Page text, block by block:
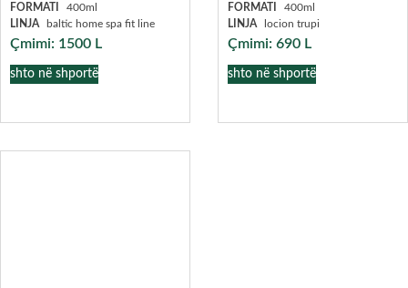
FORMATI
400ml
LINJA
baltic home spa fit line
Çmimi: 1500 L
shto në shportë
FORMATI
400ml
LINJA
locion trupi
Çmimi: 690 L
shto në shportë